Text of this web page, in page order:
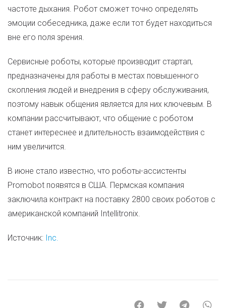
частоте дыхания. Робот сможет точно определять
эмоции собеседника, даже если тот будет находиться
вне его поля зрения.
Сервисные роботы, которые производит стартап,
предназначены для работы в местах повышенного
скопления людей и внедрения в сферу обслуживания,
поэтому навык общения является для них ключевым. В
компании рассчитывают, что общение с роботом
станет интереснее и длительность взаимодействия с
ним увеличится.
В июне стало известно, что роботы-ассистенты
Promobot появятся в США. Пермская компания
заключила контракт на поставку 2800 своих роботов с
американской компаний Intellitronix.
Источник: Inc.